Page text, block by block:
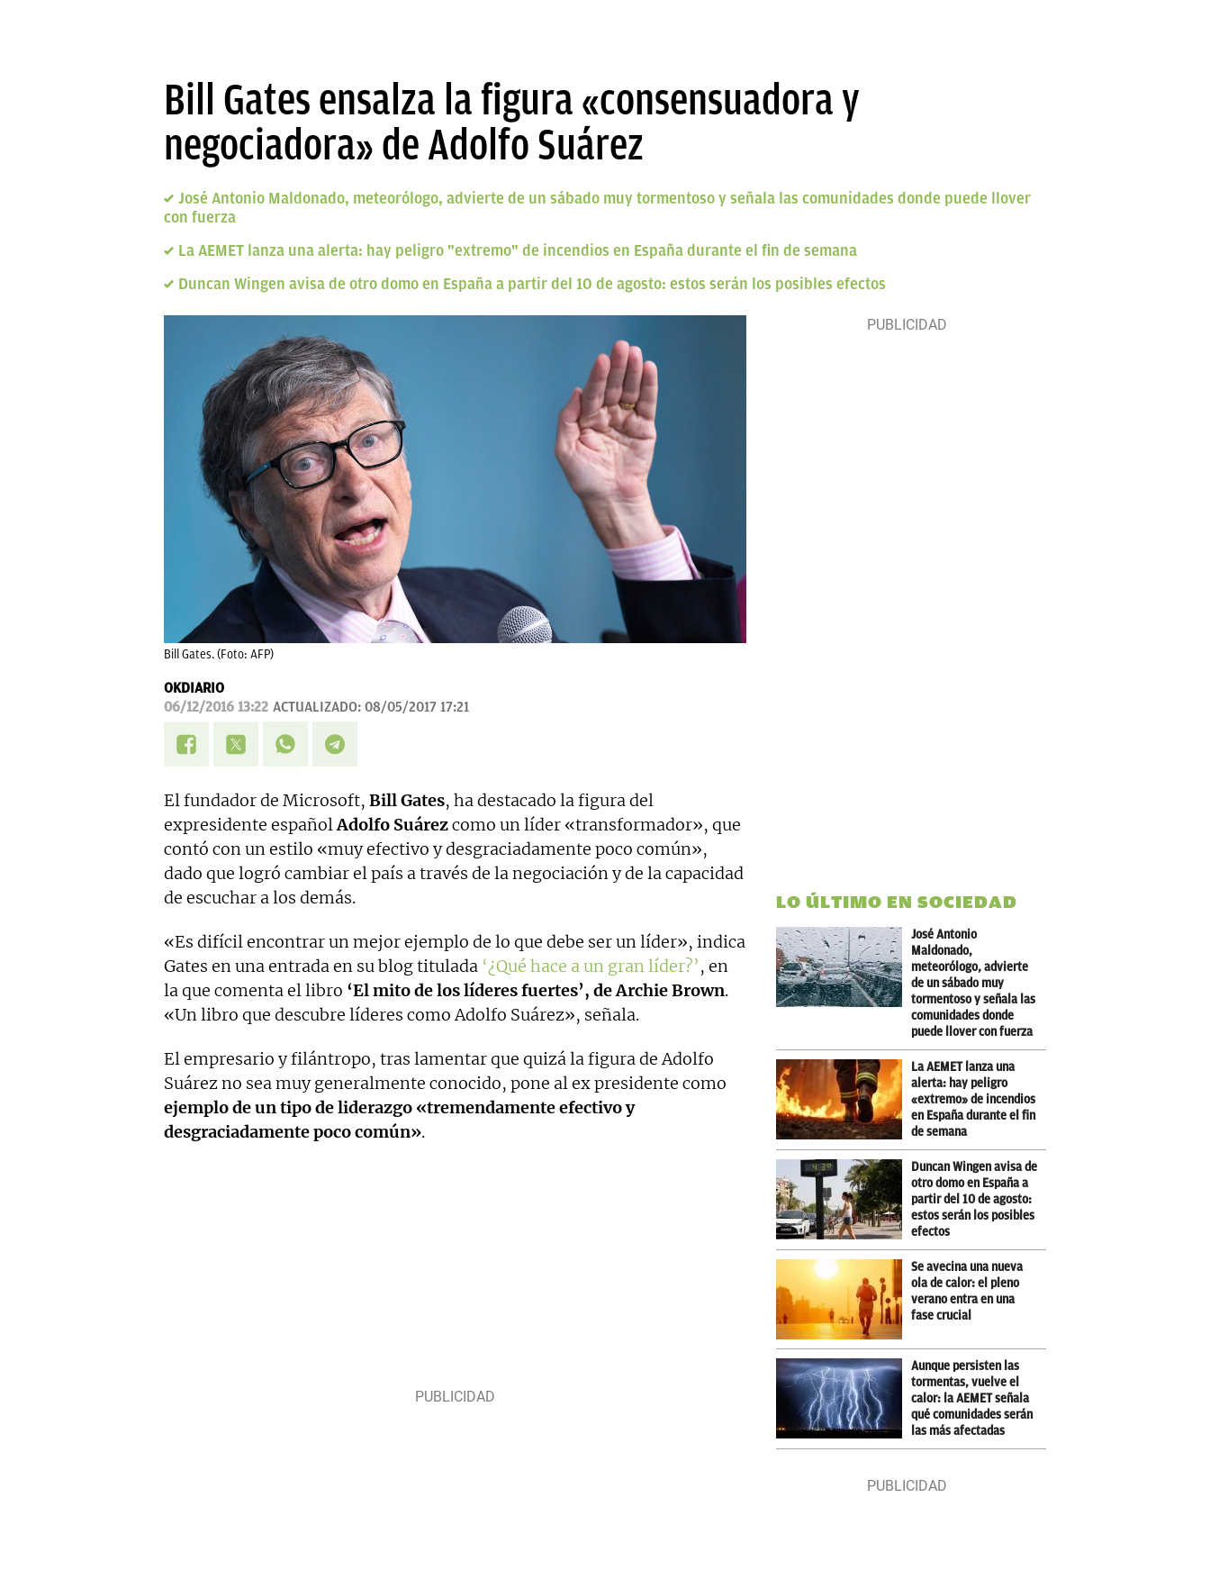
Bill Gates ensalza la figura «consensuadora y
negociadora» de Adolfo Suárez
José Antonio Maldonado, meteorólogo, advierte de un sábado muy tormentoso y señala las comunidades donde puede llover
con fuerza
La AEMET lanza una alerta: hay peligro "extremo" de incendios en España durante el fin de semana
Duncan Wingen avisa de otro domo en España a partir del 10 de agosto: estos serán los posibles efectos
Bill Gates. (Foto: AFP)
OKDIARIO
06/12/2016 13:22 ACTUALIZADO: 08/05/2017 17:21
El fundador de Microsoft, Bill Gates, ha destacado la figura del
expresidente españolAdolfo Suárezcomo un líder «transformador», que
contó con un estilo «muy efectivo y desgraciadamente poco común»,
dado que logró cambiar el país a través de la negociación y de la capacidad
de escuchar a los demás.
«Es difícil encontrar un mejor ejemplo de lo que debe ser un líder», indica
Gates en una entrada en su blog titulada ‘¿Qué hace a un gran líder?’, en
la que comenta el libro ‘El mito de los líderes fuertes’, de Archie Brown.
«Un libro que descubre líderes como Adolfo Suárez», señala.
El empresario y filántropo, tras lamentar que quizá la figura de Adolfo
Suárez no sea muy generalmente conocido, pone al ex presidente como
ejemplo de un tipo de liderazgo «tremendamente efectivo y
desgraciadamente poco común».
LO ÚLTIMO EN SOCIEDAD
José Antonio
Maldonado,
meteorólogo, advierte
de un sábado muy
tormentoso y señala las
comunidades donde
puede llover con fuerza
La AEMET lanza una
alerta: hay peligro
«extremo» de incendios
en España durante el fin
de semana
Duncan Wingen avisa de
otro domo en España a
partir del 10 de agosto:
estos serán los posibles
efectos
Se avecina una nueva
ola de calor: el pleno
verano entra en una
fase crucial
Aunque persisten las
tormentas, vuelve el
calor: la AEMET señala
qué comunidades serán
las más afectadas